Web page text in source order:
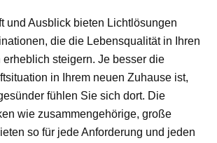
und Ausblick bieten Lichtlösungen
die die Lebensqualität in Ihren
steigern. Je besser die
in Ihrem neuen Zuhause ist,
fühlen Sie sich dort. Die
wie zusammengehörige, große
so für jede Anforderung und jeden